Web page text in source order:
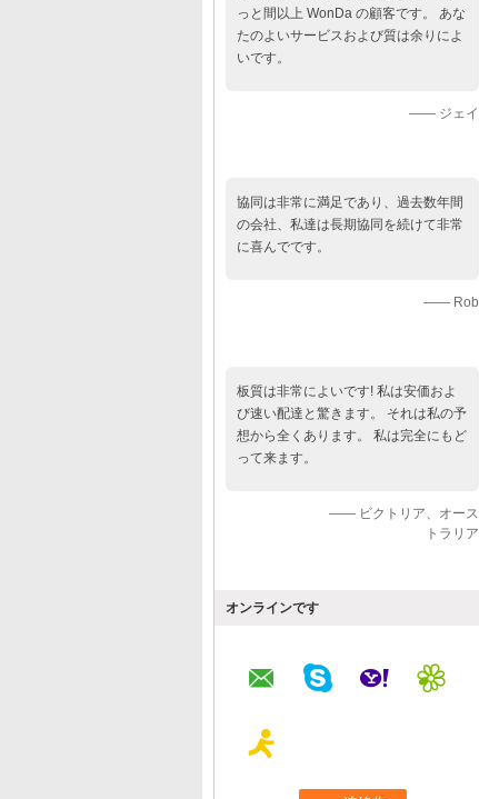
っと間以上 WonDa の顧客です。 あな
たのよいサービスおよび質は余りによ
いです。
—— ジェイ
協同は非常に満足であり、過去数年間
の会社、私達は長期協同を続けて非常
に喜んでです。
—— Rob
板質は非常によいです! 私は安価およ
び速い配達と驚きます。 それは私の予
想から全くあります。 私は完全にもど
って来ます。
—— ビクトリア、オース
トラリア
オンラインです